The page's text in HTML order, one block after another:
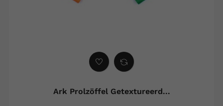
Ark Prolzöffel Getextureerd...